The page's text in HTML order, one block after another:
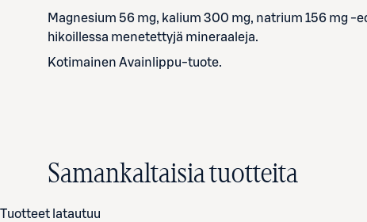
Magnesium 56 mg, kalium 300 mg, natrium 156 mg
hikoillessa menetettyjä mineraaleja.
Kotimainen Avainlippu-tuote.
Samankaltaisia tuotteita
Tuotteet latautuu